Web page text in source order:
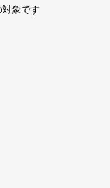
象です